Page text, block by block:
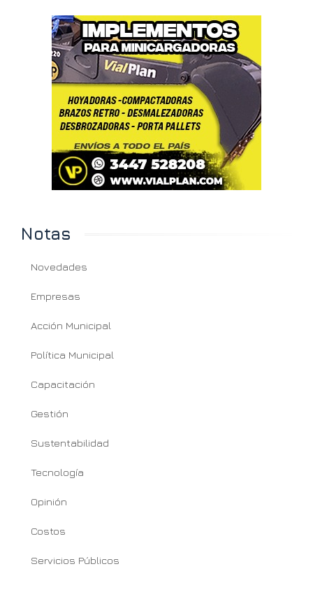
Notas
Novedades
Empresas
Acción Municipal
Política Municipal
Capacitación
Gestión
Sustentabilidad
Tecnología
Opinión
Costos
Servicios Públicos